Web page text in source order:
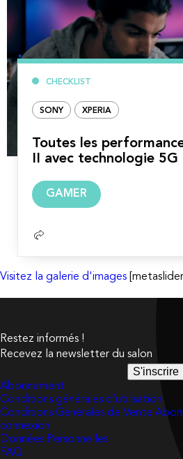
CHECKLIST
SONY XPERIA
Toutes les
II avec technologie 5G
GAMER
Visitez la galerie d'images
Restez informés !
Recevez la newsletter du salon
S'inscrire
Abonnement
Conditions générales d’utilisation
Conditions Générales de Vente
connexion
Données Personnelles
FAQ